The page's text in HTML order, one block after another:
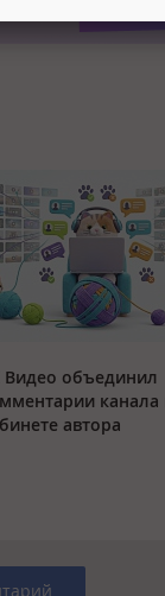
Видео объединил
канала
автора